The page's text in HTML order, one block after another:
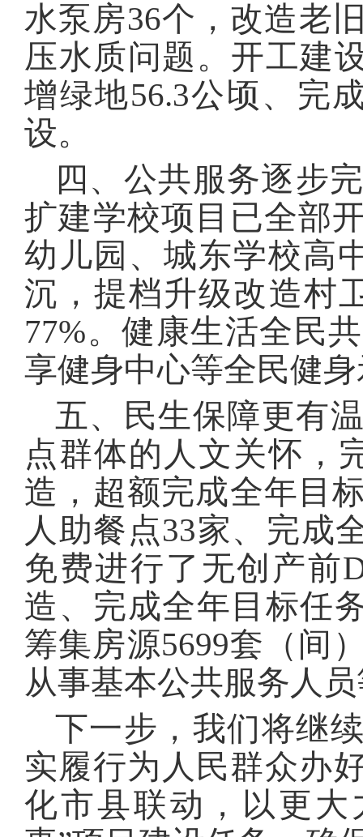
水泵房36个，改造老
压水质问题。开工建
增绿地56.3公顷、完
设。
四、公共服务逐步
扩建学校项目已全部
幼儿园、城东学校高
沉，提档升级改造村
77%。健康生活全民
享健身中心等全民健
五、民生保障更有
点群体的人文关怀，
造，超额完成全年目
人助餐点33家、完成
免费进行了无创产前
造、完成全年目标任
筹集房源5699套（间
从事基本公共服务人
下一步，我们将继
实履行为人民群众办
化市县联动，以更